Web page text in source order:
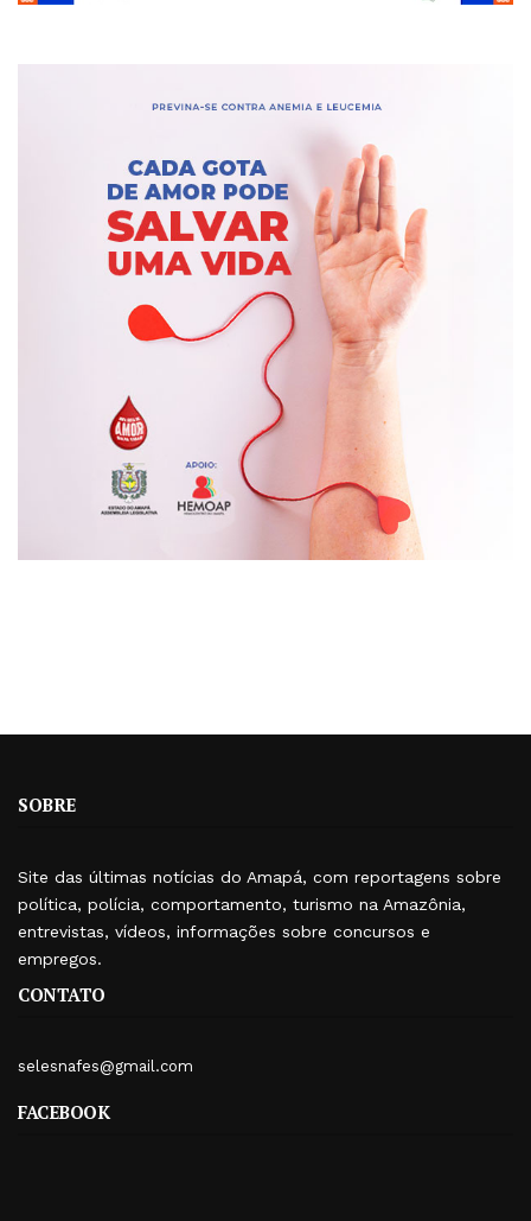
SOBRE
Site das últimas notícias do Amapá, com reportagens sobre
política, polícia, comportamento, turismo na Amazônia,
entrevistas, vídeos, informações sobre concursos e
empregos.
CONTATO
selesnafes@gmail.com
FACEBOOK